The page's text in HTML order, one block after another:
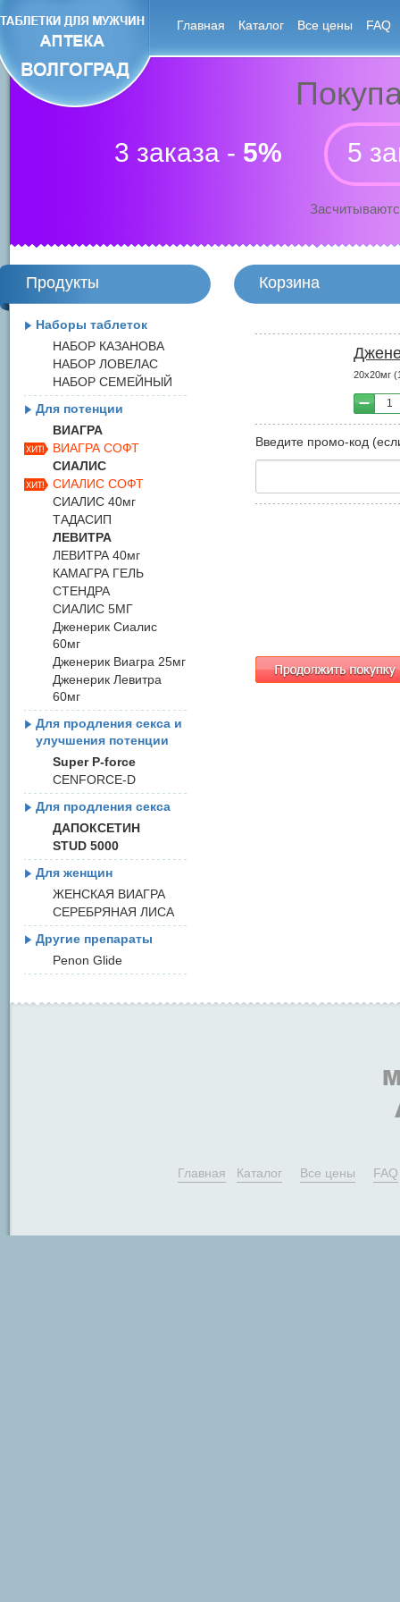
Главная Каталог Все цены FAQ
3 заказа - 5% 5
Корзина
20x20мг
1
Введите промо-код
Продукты
Наборы таблеток
НАБОР КАЗАНОВА
НАБОР ЛОВЕЛАС
НАБОР СЕМЕЙНЫЙ
Для потенции
ВИАГРА
ВИАГРА СОФТ
СИАЛИС
СИАЛИС СОФТ
СИАЛИС 40мг
ТАДАСИП
ЛЕВИТРА
ЛЕВИТРА 40мг
КАМАГРА ГЕЛЬ
СТЕНДРА
СИАЛИС 5МГ
Дженерик Сиалис
60мг
Дженерик Виагра 25мг
Дженерик Левитра
60мг
Для продления секса и
улучшения потенции
Super P-force
CENFORCE-D
Для продления секса
ДАПОКСЕТИН
STUD 5000
Для женщин
ЖЕНСКАЯ ВИАГРА
СЕРЕБРЯНАЯ ЛИСА
Другие препараты
Penon Glide
Главная Каталог Все цены FAQ